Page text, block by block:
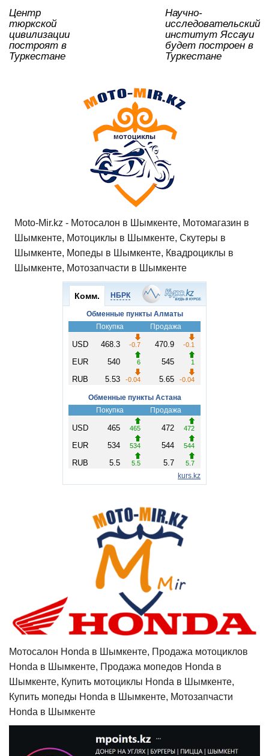
Центр
тюркской
цивилизации
построят в
Туркестане
Научно-
исследовательский
институт Яссауи
будет построен в
Туркестане
Moto-Mir.kz - Мотосалон в Шымкенте, Мотомагазин в
Шымкенте, Мотоциклы в Шымкенте, Скутеры в
Шымкенте, Мопеды в Шымкенте, Квадроциклы в
Шымкенте, Мотозапчасти в Шымкенте
Мотосалон Honda в Шымкенте, Продажа мотоциклов
Honda в Шымкенте, Продажа мопедов Honda в
Шымкенте, Купить мотоциклы Honda в Шымкенте,
Купить мопеды Honda в Шымкенте, Мотозапчасти
Honda в Шымкенте